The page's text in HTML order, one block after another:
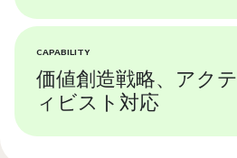
CAPABILITY
価値創造戦略、アクテ
ィビスト対応